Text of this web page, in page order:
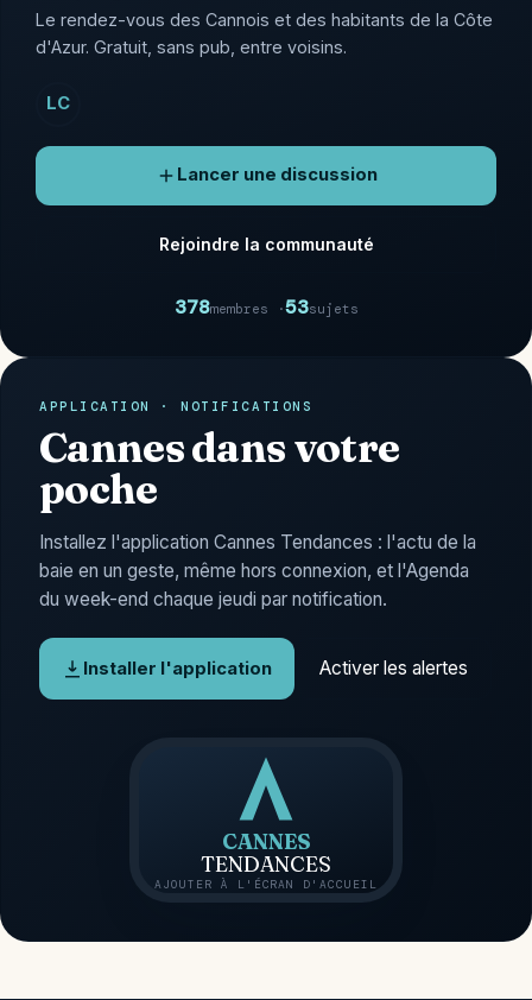
Le rendez-vous des Cannois et des habitants de la Côte
d'Azur. Gratuit, sans pub, entre voisins.
LC
Lancer une discussion
Rejoindre la communauté
378membres ·53sujets
APPLICATION · NOTIFICATIONS
Cannes dans votre
poche
Installez l'application Cannes Tendances : l'actu de la
baie en un geste, même hors connexion, et l'Agenda
du week-end chaque jeudi par notification.
Installer l'application Activer les alertes
CANNES
TENDANCES
AJOUTER À L'ÉCRAN D'ACCUEIL